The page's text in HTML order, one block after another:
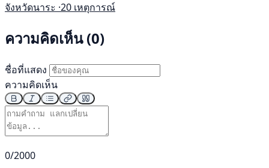
จังหวัดนาระ ·20 เหตุการณ์
ความคิดเห็น (0)
ชื่อที่แสดง
ความคิดเห็น
0/2000